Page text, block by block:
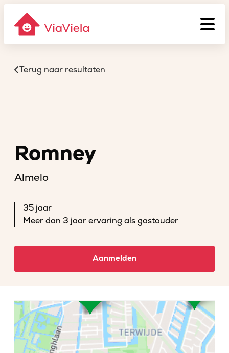
Terug naar resultaten
Romney
Almelo
35 jaar
Meer dan 3 jaar ervaring als gastouder
Aanmelden